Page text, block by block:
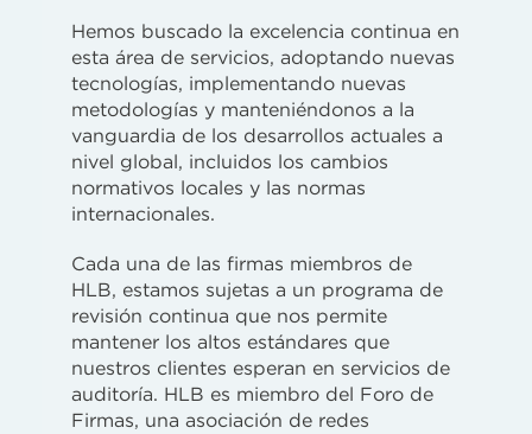
Hemos buscado la excelencia continua en
esta área de servicios, adoptando nuevas
tecnologías, implementando nuevas
metodologías y manteniéndonos a la
vanguardia de los desarrollos actuales a
nivel global, incluidos los cambios
normativos locales y las normas
internacionales.
Cada una de las firmas miembros de
HLB, estamos sujetas a un programa de
revisión continua que nos permite
mantener los altos estándares que
nuestros clientes esperan en servicios de
auditoría. HLB es miembro del Foro de
Firmas, una asociación de redes